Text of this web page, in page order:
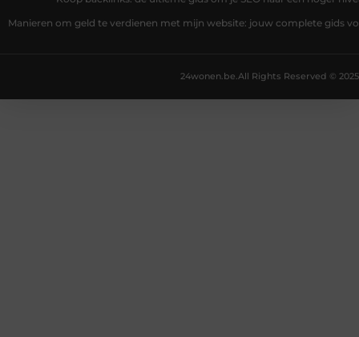
Manieren om geld te verdienen met mijn website: jouw complete gids
All Rights Reserved © 2025
24wonen.be.